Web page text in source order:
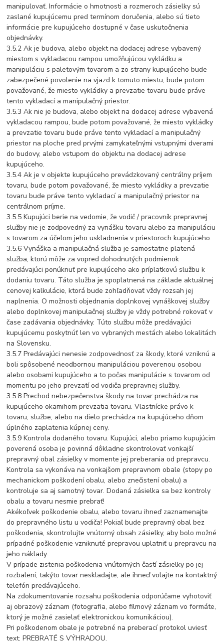
manipulovať. Informácie o hmotnosti a rozmeroch zásielky sú
zaslané kupujúcemu pred termínom doručenia, alebo sú tieto
informácie pre kupujúceho dostupné v čase uskutočnenia
objednávky.
3.5.2 Ak je budova, alebo objekt na dodacej adrese vybavený
miestom s vykladacou rampou umožňujúcou vykládku a
manipuláciu s paletovým tovarom a zo strany kupujúceho bude
zabezpečené povolenie na vjazd k tomuto miestu, bude potom
považované, že miesto vykládky a prevzatie tovaru bude práve
tento vykladací a manipulačný priestor.
3.5.3 Ak nie je budova, alebo objekt na dodacej adrese vybavená
vykladacou rampou, bude potom považované, že miesto vykládky
a prevzatie tovaru bude práve tento vykladací a manipulačný
priestor na ploche pred prvými zamykateľnými vstupnými dverami
do budovy, alebo vstupom do objektu na dodacej adrese
kupujúceho.
3.5.4 Ak je v objekte kupujúceho prevádzkovaný centrálny príjem
tovaru, bude potom považované, že miesto vykládky a prevzatie
tovaru bude práve tento vykladací a manipulačný priestor na
centrálnom príjme.
3.5.5 Kupujúci berie na vedomie, že vodič / pracovník prepravnej
služby nie je zodpovedný za vynášku tovaru alebo za manipuláciu
s tovarom za účelom jeho uskladnenia v priestoroch kupujúceho.
3.5.6 Vynáška a manipulačná služba je samostatne platená
služba, ktorú môže za vopred dohodnutých podmienok
predávajúci ponúknuť pre kupujúceho ako príplatkovú službu k
dodaniu tovaru. Táto služba je spoplatnená na základe aktuálnej
cenovej kalkulácie, ktorá bude zohľadňovať vždy rozsah jej
naplnenia. O možnosti objednania doplnkovej vynáškovej služby
alebo doplnkovej manipulačnej služby je vždy potrebné rokovať v
čase zadávania objednávky. Túto službu môže predávajúci
kupujúcemu poskytnúť len vo vybraných mestách alebo lokalitách
na Slovensku.
3.5.7 Predávajúci nenesie zodpovednosť za škody, ktoré vzniknú a
boli spôsobené neodbornou manipuláciou poverenou osobou
alebo osobami kupujúceho a to počas manipulácie s tovarom od
momentu po jeho prevzatí od vodiča prepravnej služby.
3.5.8 Prechod nebezpečenstva škody na tovar prechádza na
kupujúceho okamihom prevzatia tovaru. Vlastnícke právo k
tovaru, službe, alebo na dielo prechádza na kupujúceho dňom
úplného zaplatenia kúpnej ceny.
3.5.9 Kontrola dodaného tovaru. Kupujúci, alebo priamo kupujúcim
poverená osoba je povinná dôkladne skontrolovať vonkajší
prepravný obal zásielky v momente jej preberania od prepravcu.
Kontrola sa vykonáva na vonkajšom prepravnom obale (stopy po
mechanickom poškodení obalu, alebo znečistení obalu) a
kontroluje sa aj samotný tovar. Dodaná zásielka sa bez kontroly
obalu a tovaru nesmie prebrať!
Akékoľvek poškodenie obalu, alebo tovaru ihneď zaznamenajte
do prepravného listu u vodiča! Pokiaľ bude prepravný obal bez
poškodenia, skontrolujte vnútorný obsah zásielky, aby bolo možné
prípadné poškodenie vzniknuté prepravou uplatniť u prepravcu na
jeho náklady.
V prípade zistenia poškodenia vnútorných častí zásielky po jej
rozbalení, takýto tovar neskladajte, ale ihneď volajte na kontaktný
telefón predávajúceho.
Na zdokumentovanie rozsahu poškodenia odporúčame vyhotoviť
aj obrazový záznam (fotografia, alebo filmový záznam vo formáte,
ktorý je možné zasielať elektronickou komunikáciou).
Pri poškodenom obale je potrebné na preberací protokol uviesť
text: PREBRATÉ S VÝHRADOU.